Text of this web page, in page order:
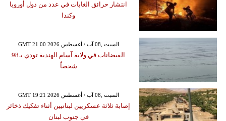
انتشار حرائق الغابات في عدد من دول أوروبا
وكندا
GMT 21:00 2026 السبت ,08 آب / أغسطس
الفيضانات في ولاية آسام الهندية تودي بـ98
شخصاً
GMT 19:21 2026 السبت ,08 آب / أغسطس
إصابة ثلاثة عسكريين لبنانيين أثناء تفكيك ذخائر
في جنوب لبنان